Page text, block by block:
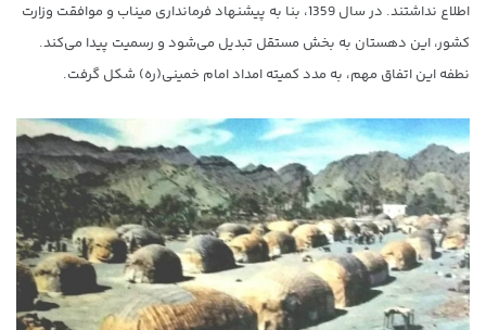
اطلاع نداشتند. در سال 1359، بنا به پیشنهاد فرمانداری میناب و موافقت وزارت
کشور، این دهستان به بخش مستقل تبدیل می‌شود و رسمیت پیدا می‌کند.
نطفه این اتفاق مهم، به مدد کمیته امداد امام خمینی(ره) شکل گرفت.